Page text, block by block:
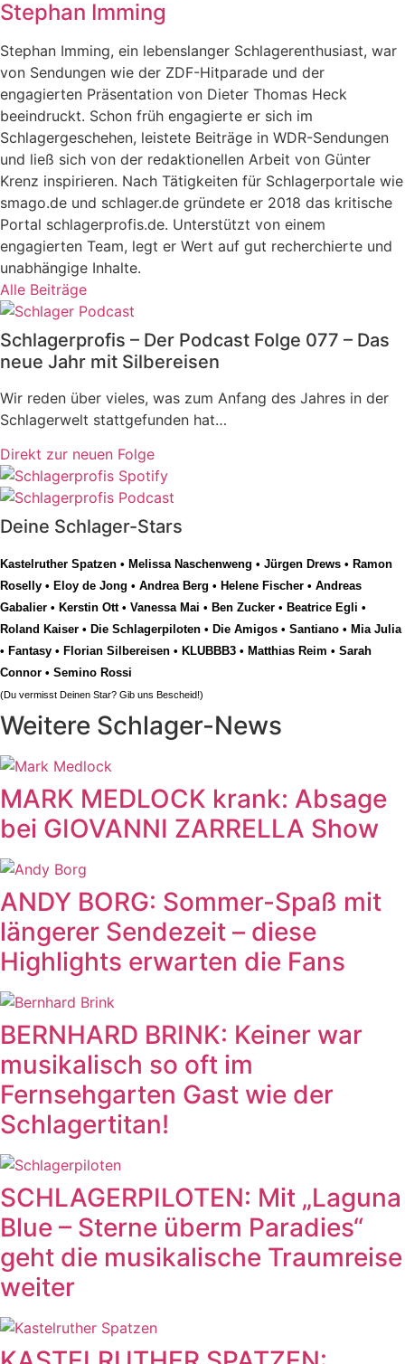
Stephan Imming
Stephan Imming, ein lebenslanger Schlagerenthusiast, war
von Sendungen wie der ZDF-Hitparade und der
engagierten Präsentation von Dieter Thomas Heck
beeindruckt. Schon früh engagierte er sich im
Schlagergeschehen, leistete Beiträge in WDR-Sendungen
und ließ sich von der redaktionellen Arbeit von Günter
Krenz inspirieren. Nach Tätigkeiten für Schlagerportale wie
smago.de und schlager.de gründete er 2018 das kritische
Portal schlagerprofis.de. Unterstützt von einem
engagierten Team, legt er Wert auf gut recherchierte und
unabhängige Inhalte.
Alle Beiträge
Schlagerprofis – Der Podcast Folge 077 – Das
neue Jahr mit Silbereisen
Wir reden über vieles, was zum Anfang des Jahres in der
Schlagerwelt stattgefunden hat…
Direkt zur neuen Folge
Deine Schlager-Stars
Kastelruther Spatzen • Melissa Naschenweng • Jürgen Drews • Ramon
Roselly • Eloy de Jong • Andrea Berg • Helene Fischer • Andreas
Gabalier • Kerstin Ott• Vanessa Mai • Ben Zucker • Beatrice Egli •
Roland Kaiser • Die Schlagerpiloten • Die Amigos • Santiano • Mia Julia
• Fantasy • Florian Silbereisen • KLUBBB3 • Matthias Reim • Sarah
Connor • Semino Rossi
(Du vermisst Deinen Star? Gib uns Bescheid!)
Weitere Schlager-News
MARK MEDLOCK krank: Absage
bei GIOVANNI ZARRELLA Show
ANDY BORG: Sommer-Spaß mit
längerer Sendezeit – diese
Highlights erwarten die Fans
BERNHARD BRINK: Keiner war
musikalisch so oft im
Fernsehgarten Gast wie der
Schlagertitan!
SCHLAGERPILOTEN: Mit „Laguna
Blue – Sterne überm Paradies“
geht die musikalische Traumreise
weiter